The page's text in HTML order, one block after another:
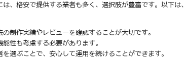
、格安で提供する業者も多く、選択肢が豊富です。以下は
制作実績やレビューを確認することが大切です。
性も考慮する必要があります。
選ぶことで、安心して運用を続けることができます。